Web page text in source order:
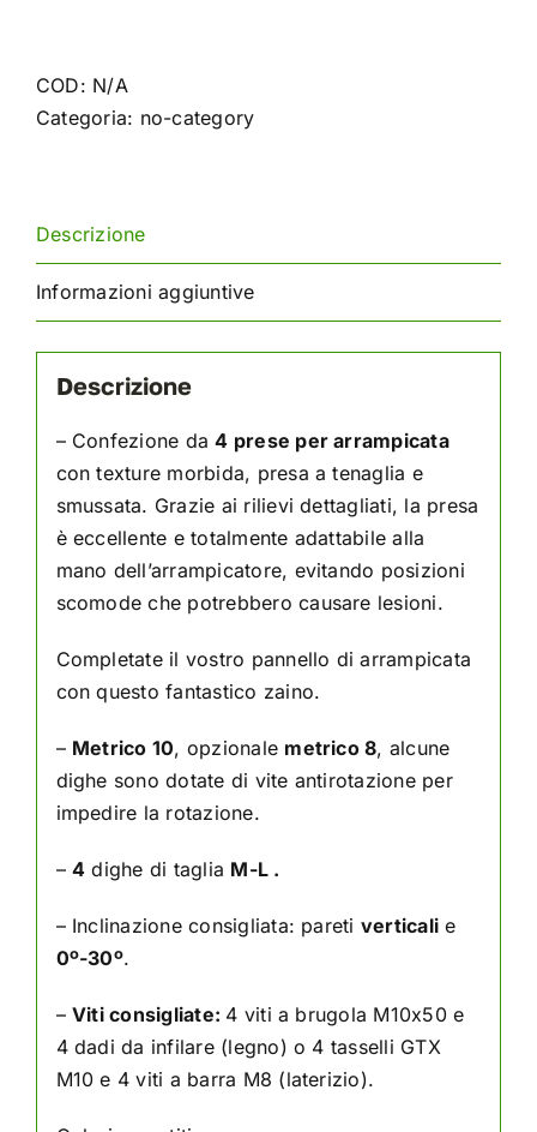
Onde
quantità
COD: N/A
Categoria: no-category
Descrizione
Informazioni aggiuntive
Descrizione
– Confezione da4 prese per arrampicata
con texture morbida, presa a tenaglia e
smussata. Grazie ai rilievi dettagliati, la presa
è eccellente e totalmente adattabile alla
mano dell’arrampicatore, evitando posizioni
scomode che potrebbero causare lesioni.
Completate il vostro pannello di arrampicata
con questo fantastico zaino.
– Metrico 10, opzionale metrico 8, alcune
dighe sono dotate di vite antirotazione per
impedire la rotazione.
– 4 dighe di taglia M-L .
– Inclinazione consigliata: pareti verticali e
0º-30º.
– Viti consigliate: 4 viti a brugola M10x50 e
4 dadi da infilare (legno) o 4 tasselli GTX
M10 e 4 viti a barra M8 (laterizio).